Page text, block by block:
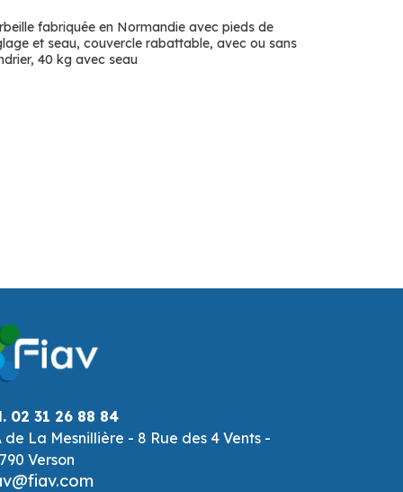
fabriquée en Normandie avec pieds de
et seau, couvercle rabattable, avec ou sans
40 kg avec seau
02 31 26 88 84
de La Mesnillière - 8 Rue des 4 Vents -
Verson